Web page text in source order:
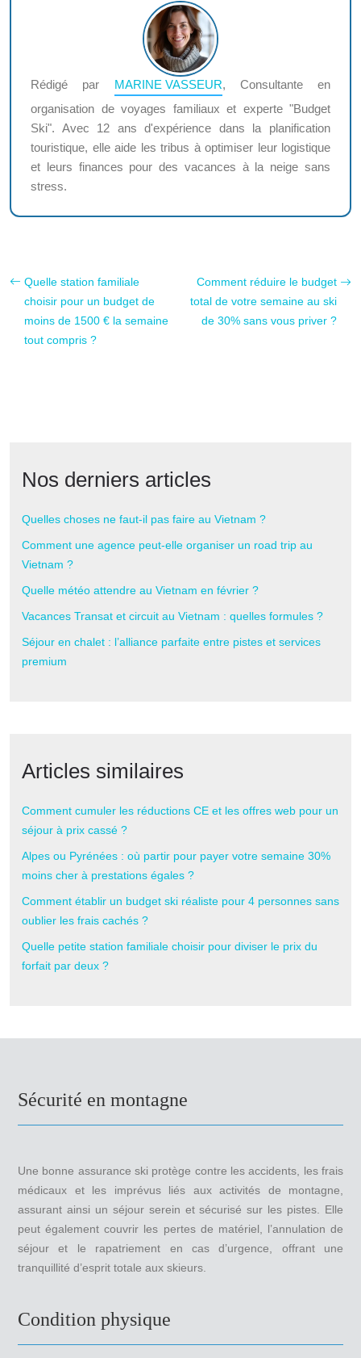
Rédigé par MARINE VASSEUR, Consultante en
organisation de voyages familiaux et experte "Budget
Ski". Avec 12 ans d'expérience dans la planification
touristique, elle aide les tribus à optimiser leur logistique
et leurs finances pour des vacances à la neige sans
stress.
Quelle station familiale
choisir pour un budget de
moins de 1500 € la semaine
tout compris ?
Comment réduire le budget
total de votre semaine au ski
de 30% sans vous priver ?
Nos derniers articles
Quelles choses ne faut-il pas faire au Vietnam ?
Comment une agence peut-elle organiser un road trip au
Vietnam ?
Quelle météo attendre au Vietnam en février ?
Vacances Transat et circuit au Vietnam : quelles formules ?
Séjour en chalet : l’alliance parfaite entre pistes et services
premium
Articles similaires
Comment cumuler les réductions CE et les offres web pour un
séjour à prix cassé ?
Alpes ou Pyrénées : où partir pour payer votre semaine 30%
moins cher à prestations égales ?
Comment établir un budget ski réaliste pour 4 personnes sans
oublier les frais cachés ?
Quelle petite station familiale choisir pour diviser le prix du
forfait par deux ?
Sécurité en montagne
Une bonne assurance ski protège contre les accidents, les frais
médicaux et les imprévus liés aux activités de montagne,
assurant ainsi un séjour serein et sécurisé sur les pistes. Elle
peut également couvrir les pertes de matériel, l’annulation de
séjour et le rapatriement en cas d’urgence, offrant une
tranquillité d’esprit totale aux skieurs.
Condition physique